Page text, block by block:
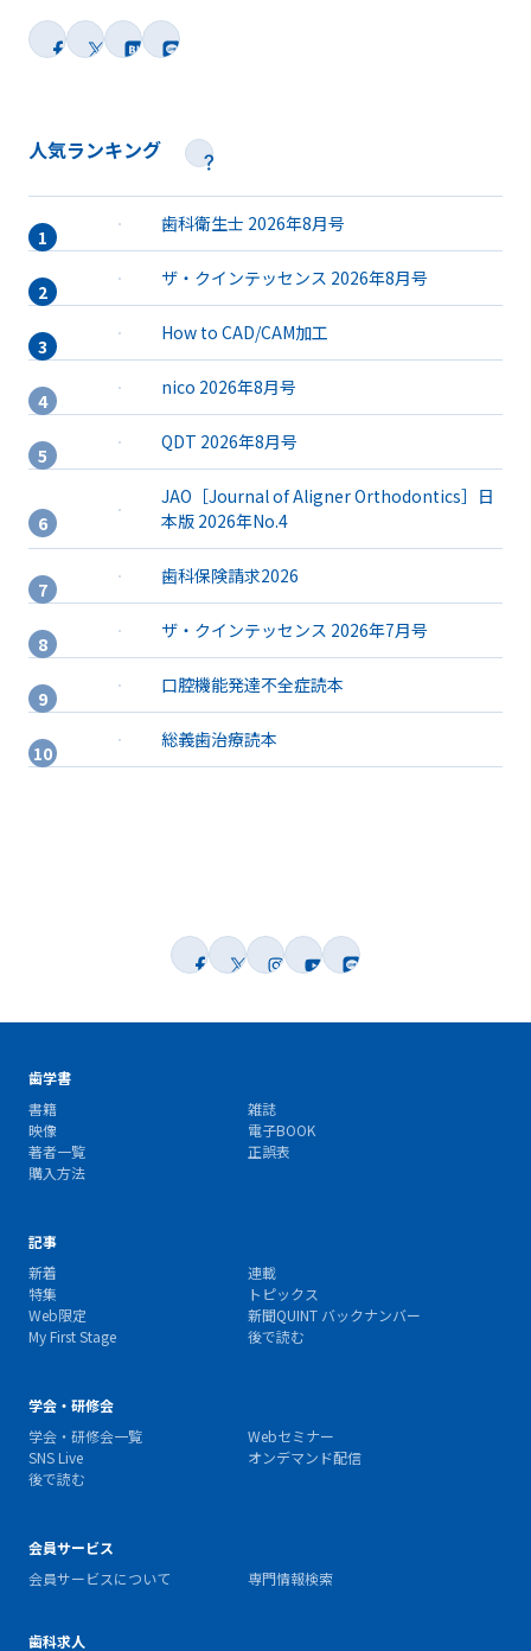
人気ランキング
歯科衛生士 2026年8月号
ザ・クインテッセンス 2026年8月号
How to CAD/CAM加工
nico 2026年8月号
QDT 2026年8月号
JAO［Journal of Aligner Orthodontics］日
本版 2026年No.4
歯科保険請求2026
ザ・クインテッセンス 2026年7月号
口腔機能発達不全症読本
総義歯治療読本
歯学書
書籍
雑誌
映像
電子BOOK
著者一覧
正誤表
購入方法
記事
新着
連載
特集
トピックス
Web限定
新聞QUINT バックナンバー
My First Stage
後で読む
学会・研修会
学会・研修会一覧
Webセミナー
SNS Live
オンデマンド配信
後で読む
会員サービス
会員サービスについて
専門情報検索
歯科求人